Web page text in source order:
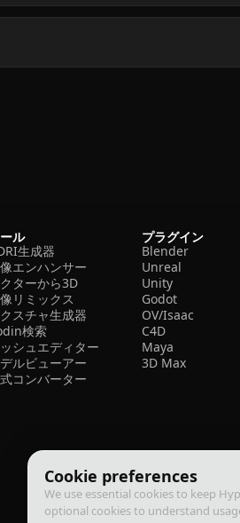
Cookie preferences
We use essential cookies to keep
optional cookies to understand
ル
生成器
エンハンサー
ターから3D
リミックス
スチャ生成器
検索
シュエディター
ルビューアー
コンバーター
プラグイン
Blender
Unreal
Unity
Godot
OV/Isaac
C4D
Maya
3D Max